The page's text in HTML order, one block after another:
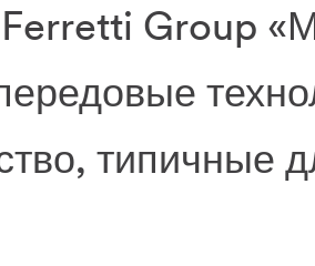
Group
типичные